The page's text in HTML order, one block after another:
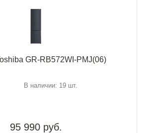
GR-RB572WI-PMJ(06)
В наличии: 19 шт.
95 990 руб.